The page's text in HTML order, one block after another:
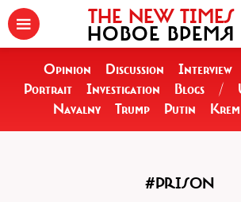
THE NEW TIMES
НОВОЕ ВРЕМЯ
Opinion Discussion Interview
Portrait
Investigation Blogs /
Navalny
Trump Putin
#PRISON